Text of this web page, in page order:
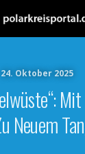
24. Oktober 2025
Neuem